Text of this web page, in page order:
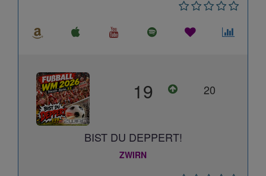
19 20
BIST DU DEPPERT!
ZWIRN